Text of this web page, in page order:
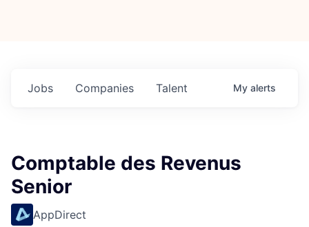
Jobs Companies Talent My alerts
Comptable des Revenus
Senior
AppDirect